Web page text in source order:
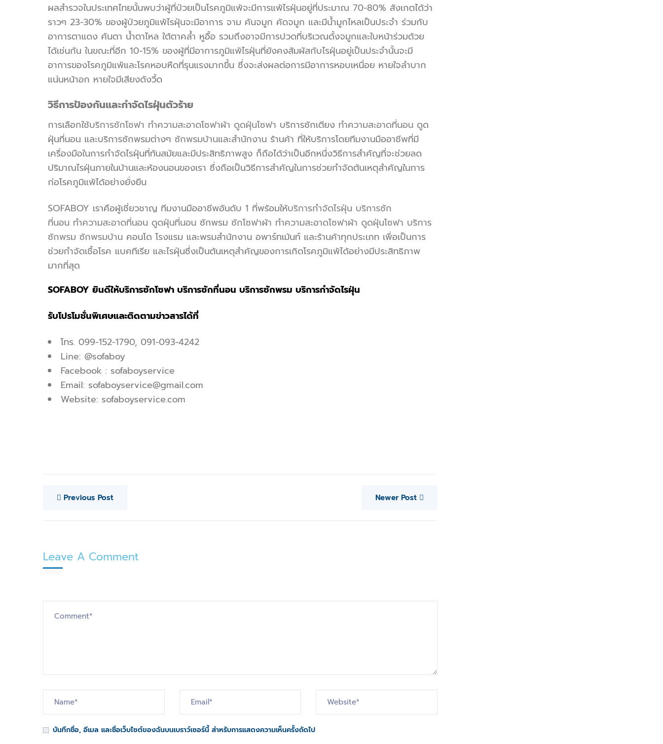
ผลสำรวจในประเทศไทยนั้นพบว่าผู้ที่ป่วยเป็นโรคภูมิแพ้จะมีการแพ้ไรฝุ่นอยู่ที่ประมาณ 70-80% สังเกตได้ว่า
ราวๆ 23-30% ของผู้ป่วยภูมิแพ้ไรฝุ่นจะมีอาการ จาม คันจมูก คัดจมูก และมีน้ำมูกไหลเป็นประจำ ร่วมกับ
อาการตาแดง คันตา น้ำตาไหล ใต้ตาคล้ำ หูอื้อ รวมถึงอาจมีการปวดที่บริเวณดั้งจมูกและใบหน้าร่วมด้วย
ได้เช่นกัน ในขณะที่อีก 10-15% ของผู้ที่มีอาการภูมิแพ้ไรฝุ่นที่ยังคงสัมผัสกับไรฝุ่นอยู่เป็นประจำนั้นจะมี
อาการของโรคภูมิแพ้และโรคหอบหืดที่รุนแรงมากขึ้น ซึ่งจะส่งผลต่อการมีอาการหอบเหนื่อย หายใจลำบาก
แน่นหน้าอก หายใจมีเสียงดังวี้ด
วิธีการป้องกันและกำจัดไรฝุ่นตัวร้าย
การเลือกใช้บริการซักโซฟา ทำความสะอาดโซฟาผ้า ดูดฝุ่นโซฟา บริการซักเตียง ทำความสะอาดที่นอน ดูด
ฝุ่นที่นอน และบริการซักพรมต่างๆ ซักพรมบ้านและสำนักงาน ร้านค้า ที่ให้บริการโดยทีมงานมืออาชีพที่มี
เครื่องมือในการกำจัดไรฝุ่นที่ทันสมัยและมีประสิทธิภาพสูง ก็ถือได้ว่าเป็นอีกหนึ่งวิธีการสำคัญที่จะช่วยลด
ปริมาณไรฝุ่นภายในบ้านและห้องนอนของเรา ซึ่งถือเป็นวิธีการสำคัญในการช่วยกำจัดต้นเหตุสำคัญในการ
ก่อโรคภูมิแพ้ได้อย่างยั่งยืน
SOFABOY เราคือผู้เชี่ยวชาญ ทีมงานมืออาชีพอันดับ 1 ที่พร้อมให้บริการกำจัดไรฝุ่น บริการซัก
ที่นอน ทำความสะอาดที่นอน ดูดฝุ่นที่นอน ซักพรม ซักโซฟาผ้า ทำความสะอาดโซฟาผ้า ดูดฝุ่นโซฟา บริการ
ซักพรม ซักพรมบ้าน คอนโด โรงแรม และพรมสำนักงาน อพาร์ทเม้นท์ และร้านค้าทุกประเภท เพื่อเป็นการ
ช่วยกำจัดเชื้อโรค แบคทีเรีย และไรฝุ่นซึ่งเป็นต้นเหตุสำคัญของการเกิดโรคภูมิแพ้ได้อย่างมีประสิทธิภาพ
มากที่สุด
SOFABOY ยินดีให้บริการซักโซฟา บริการซักที่นอน บริการซักพรม บริการกำจัดไรฝุ่น
รับโปรโมชั่นพิเศษและติดตามข่าวสารได้ที่
โทร. 099-152-1790, 091-093-4242
Line: @sofaboy
Facebook : sofaboyservice
Email: sofaboyservice@gmail.com
Website: sofaboyservice.com
Previous Post Newer Post
Leave A Comment
บันทึกชื่อ, อีเมล และชื่อเว็บไซต์ของฉันบนเบราว์เซอร์นี้ สำหรับการแสดงความเห็นครั้งถัดไป